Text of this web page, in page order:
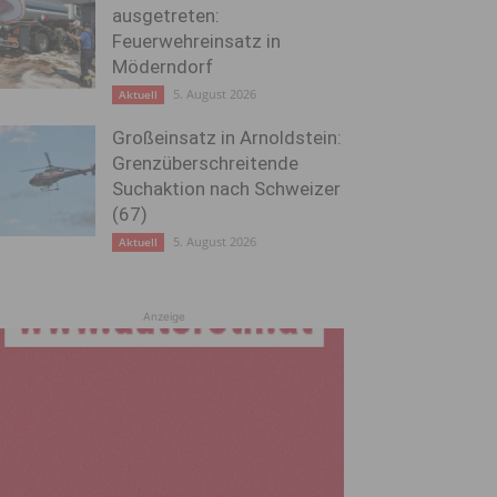
ausgetreten:
Feuerwehreinsatz in
Möderndorf
Aktuell 5. August 2026
Großeinsatz in Arnoldstein:
Grenzüberschreitende
Suchaktion nach Schweizer
(67)
Aktuell 5. August 2026
Anzeige